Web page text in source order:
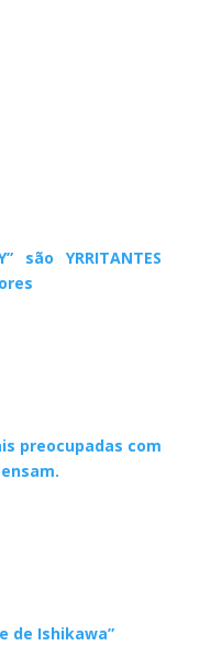
são YRRITANTES
preocupadas com
de Ishikawa”